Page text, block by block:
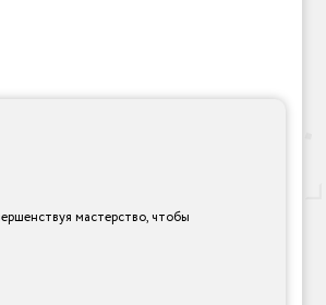
мастерство, чтобы